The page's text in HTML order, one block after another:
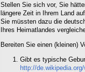
Stellen Sie sich vor, Sie
längere Zeit in Ihrem Land
Sie müssten dazu die
Ihres Heimatlandes
Bereiten Sie einen (kleinen)
Gibt es typische
http://